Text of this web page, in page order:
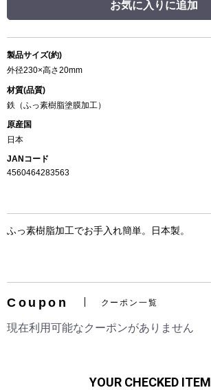
お気に入りに追加
製品サイズ(約)
外径230×高さ20mm
材質(品質)
鉄（ふっ素樹脂塗膜加工）
原産国
日本
JANコード
4560464283563
ふっ素樹脂加工でお手入れ簡単。日本製。
Coupon クーポン一覧
現在利用可能なクーポンがありません
YOUR CHECKED